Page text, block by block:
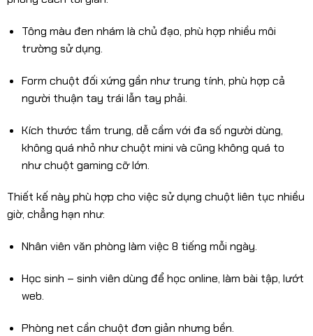
Tông màu đen nhám là chủ đạo, phù hợp nhiều môi
trường sử dụng.
Form chuột đối xứng gần như trung tính, phù hợp cả
người thuận tay trái lẫn tay phải.
Kích thước tầm trung, dễ cầm với đa số người dùng,
không quá nhỏ như chuột mini và cũng không quá to
như chuột gaming cỡ lớn.
Thiết kế này phù hợp cho việc sử dụng chuột liên tục nhiều
giờ, chẳng hạn như:
Nhân viên văn phòng làm việc 8 tiếng mỗi ngày.
Học sinh – sinh viên dùng để học online, làm bài tập, lướt
web.
Phòng net cần chuột đơn giản nhưng bền.